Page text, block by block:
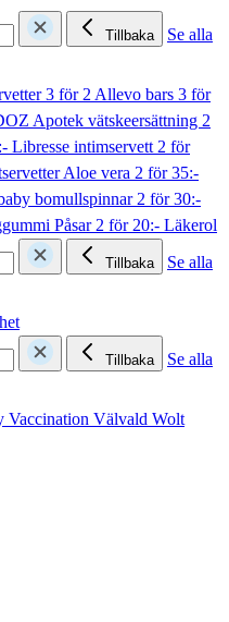
Tillbaka
Se alla
3 för 2 Allevo bars 3 för
Apotek vätskeersättning 2
Libresse intimservett2 för
Aloe vera 2 för 35:-
bomullspinnar2 för 30:-
Påsar2 för 20:- Läkerol
Tillbaka
Se alla
Tillbaka
Se alla
Vaccination Välvald Wolt